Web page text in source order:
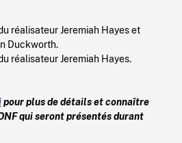
réalisateur Jeremiah Hayes et
Duckworth.
réalisateur Jeremiah Hayes.
pour plus de détails et connaître
qui seront présentés durant